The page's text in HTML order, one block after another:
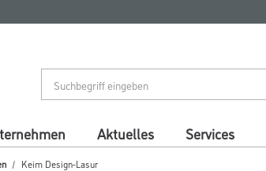
Aktuelles Services
Keim Design-Lasur